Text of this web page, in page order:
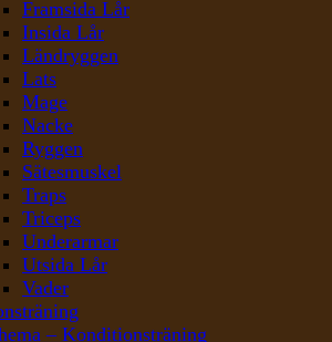
Framsida Lår
Insida Lår
Ländryggen
Lats
Mage
Nacke
Ryggen
Sätesmuskel
Traps
Triceps
Underarmar
Utsida Lår
Vader
– Konditionsträning